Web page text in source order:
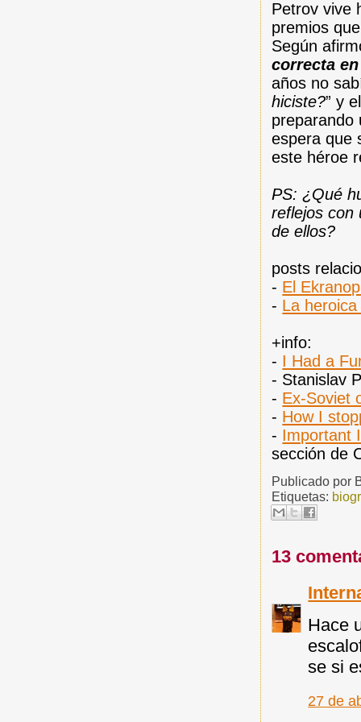
Petrov vive
premios
Según
correcta
años no
hiciste?” y
preparando
espera que
este héroe
PS: ¿Qué
reflejos con
de ellos?
posts
- El
- La
+info:
- I Had a
- Stanislav
- Ex-Soviet
- How I
- Important
sección de
Publicado por
Etiquetas:
13
Hace
se si
27 de